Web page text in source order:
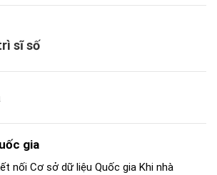
sĩ số
gia
nối Cơ sở dữ liệu Quốc gia Khi nhà